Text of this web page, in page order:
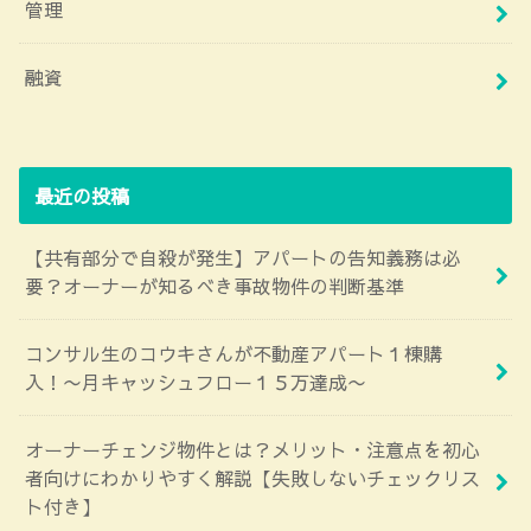
管理
融資
最近の投稿
【共有部分で自殺が発生】アパートの告知義務は必
要？オーナーが知るべき事故物件の判断基準
コンサル生のコウキさんが不動産アパート１棟購
入！〜月キャッシュフロー１５万達成〜
オーナーチェンジ物件とは？メリット・注意点を初心
者向けにわかりやすく解説【失敗しないチェックリス
ト付き】